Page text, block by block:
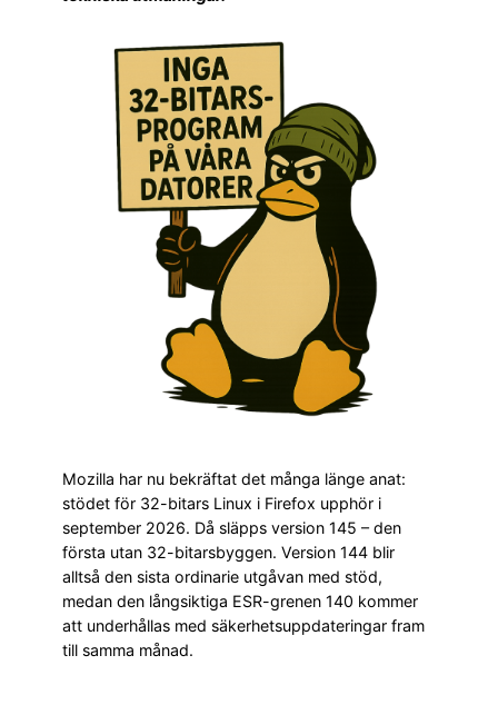
Mozilla har nu bekräftat det många länge anat:
stödet för 32-bitars Linux i Firefox upphör i
september 2026. Då släpps version 145 – den
första utan 32-bitarsbyggen. Version 144 blir
alltså den sista ordinarie utgåvan med stöd,
medan den långsiktiga ESR-grenen 140 kommer
att underhållas med säkerhetsuppdateringar fram
till samma månad.